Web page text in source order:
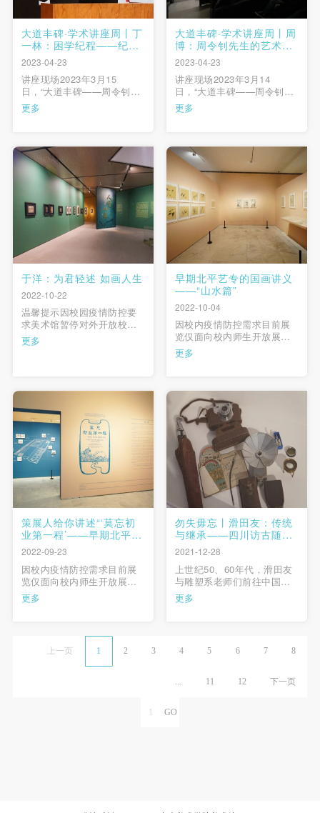
大道丰碑·学术讲座周丨丁
一林：困学纪程——纪念
钟涵先生
2023-04-23
讲座现场2023年3月15
日，“大道丰碑——周令钊、
钟涵、邓澍、侯一民、詹建
俊、李化吉先生系列学术活
——纪念钟涵先生》。讲座
由中央美术学院副院长邱志
杰主持。副院长邱志杰主持
讲座中央美术学院老教授丁
一林 …
更多
大道丰碑·学术讲座周丨周
博：周令钊先生的艺术与
设计之路
2023-04-23
讲座现场2023年3月14
日，“大道丰碑——周令钊、
钟涵、邓澍、侯一民、詹建
俊、李化吉先生系列学术活
设和中国美术事业做出杰出
贡献的六位先生。当晚，“大
道丰碑·学术讲座周”在中央美
术学院美术馆同期举行， …
更多
于洋：为君轻述 如画人生
2022-10-22
温馨提示因校园疫情防控要
求美术馆暂停对外开放校内
师生可正常参观当你走进这
个展厅，你所即将看见和经
的国立美术学府中央美术学
院、国立北平艺专的先生。
这里有他一 …
更多
早期北平艺专的国画讲义
——“山水篇”
2022-10-04
因校内疫情防控需求目前展
览仅面向校内师生开放展览
现场“莫忘初业第一程——早
期北平艺专的国画课堂”展览
现1918-1932年艺专早期国画
课堂的部分面貌。此次展出
的馆藏课徒画稿主要分为山
水和花卉两类，展现当 …
更多
策展人给你讲述“‘莫忘初
业第一程’——早期北平艺
专的国画课堂”展览缘起
2022-09-23
因校内疫情防控需求目前展
览仅面向校内师生开放展览
现场一百〇五年前，蔡元培
提出“美育代宗教说”，将“美
也希望通过美术专业的学校
教育，培育人才，增强国人
更多
勿失毋忘丨滑田友：传统
与继承——四川访古随感
（1963年6月-7月）
2021-12-28
上世纪50、60年代，滑田友
与雕塑系老师们前往中国古
代雕塑遗迹进行了多次调
研。滑先生为当时的古代雕
机，对当时的调研状况做了
后撰写了多篇调研成果综
更多
上一页 1 2 3 4 5 6 7 8
... 11 12 下一页
手机号码将作为您的登录账号
验证码
登录